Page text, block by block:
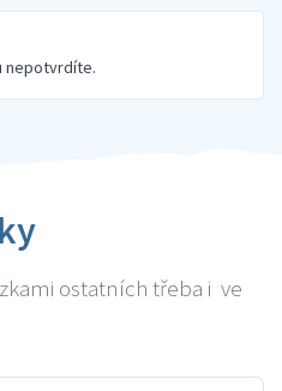
nepotvrdíte.
ostatních třeba i ve